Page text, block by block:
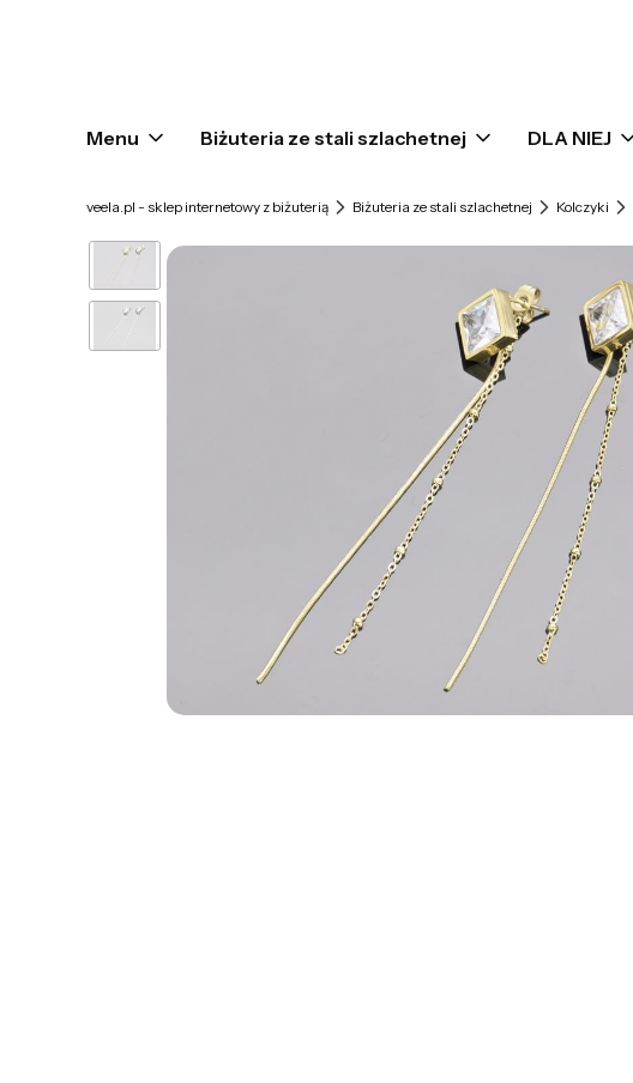
Menu Biżuteria ze stali szlachetnej DLA NIEJ
veela.pl - sklep internetowy z biżuterią Biżuteria ze stali szlachetnej Kolczyki